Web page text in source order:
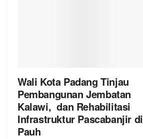
Wali Kota Padang Tinjau
Pembangunan Jembatan
Kalawi, dan Rehabilitasi
Infrastruktur Pascabanjir di
Pauh